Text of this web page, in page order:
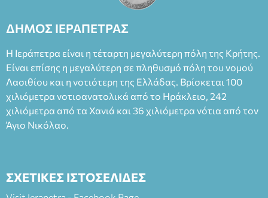
ΔΗΜΟΣ ΙΕΡΑΠΕΤΡΑΣ
Η Ιεράπετρα είναι η τέταρτη μεγαλύτερη πόλη της Κρήτης.
Είναι επίσης η μεγαλύτερη σε πληθυσμό πόλη του νομού
Λασιθίου και η νοτιότερη της Ελλάδας. Βρίσκεται 100
χιλιόμετρα νοτιοανατολικά από το Ηράκλειο, 242
χιλιόμετρα από τα Χανιά και 36 χιλιόμετρα νότια από τον
Άγιο Νικόλαο.
ΣΧΕΤΙΚΕΣ ΙΣΤΟΣΕΛΙΔΕΣ